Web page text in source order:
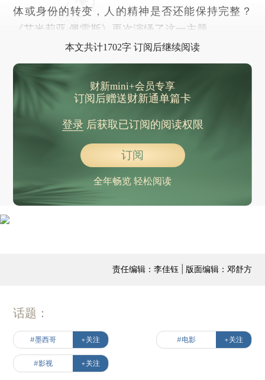
体或身份的转变，人的精神是否还能保持完整？
《艾米莉亚·佩雷斯》再次演绎了这一主题。
本文共计1702字 订阅后继续阅读
财新mini+会员专享
订阅后赠送财新通单篇卡
登录后获取已订阅的阅读权限
订阅
全年畅览 轻松阅读
责任编辑：李佳钰 | 版面编辑：邓舒方
话题：
#墨西哥 +关注 #电影 +关注
#影视 +关注